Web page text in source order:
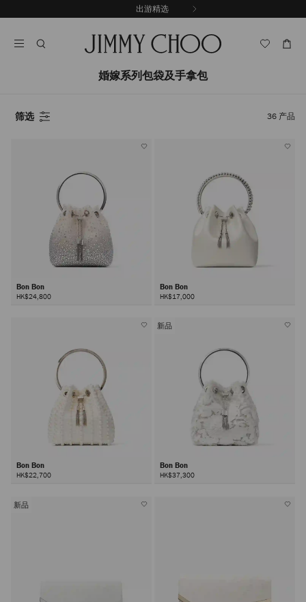
至
出游精选
婚嫁系列包袋及手拿包
筛选 36 产品
Bon Bon
HK$24,800
Bon Bon
HK$17,000
Bon Bon
HK$22,700
新品
Bon Bon
HK$37,300
新品